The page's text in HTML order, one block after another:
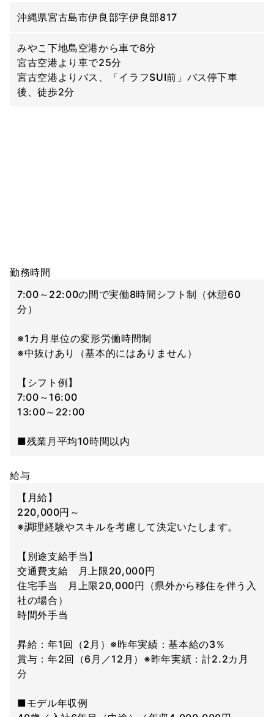
沖縄県宮古島市伊良部字伊良部817
みやこ下地島空港から車で8分
宮古空港より車で25分
宮古空港よりバス、「イラフSUI前」バス停下車
後、徒歩2分
勤務時間
7:00～22:00の間で実働8時間シフト制（休憩60
分）
※1カ月単位の変形労働時間制
※中抜けあり（基本的にはありません）
【シフト例】
7:00～16:00
13:00～22:00
■残業月平均10時間以内
給与
【月給】
220,000円～
※調理経験やスキルを考慮して決定いたします。
【別途支給手当】
交通費支給 月上限20,000円
住宅手当 月上限20,000円（県外から移住を伴う入
社の場合）
時間外手当
昇給：年1回（2月）※昨年実績：基本給の3％
賞与：年2回（6月／12月）※昨年実績：計2.2カ月
分
■モデル年収例